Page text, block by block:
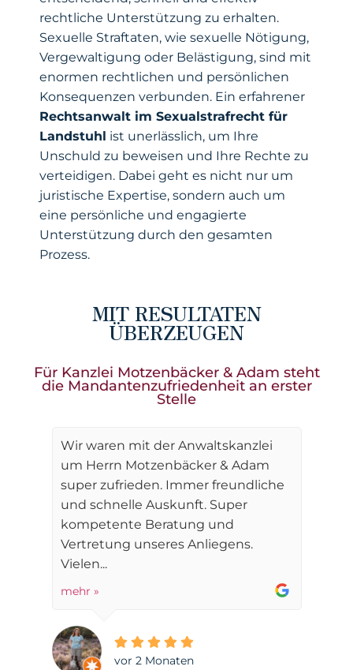
rechtliche Unterstützung zu erhalten.
Sexuelle Straftaten, wie sexuelle Nötigung,
Vergewaltigung oder Belästigung, sind mit
enormen rechtlichen und persönlichen
Konsequenzen verbunden. Ein erfahrener
Rechtsanwalt im Sexualstrafrecht für
Landstuhl ist unerlässlich, um Ihre
Unschuld zu beweisen und Ihre Rechte zu
verteidigen. Dabei geht es nicht nur um
juristische Expertise, sondern auch um
eine persönliche und engagierte
Unterstützung durch den gesamten
Prozess.
MIT RESULTATEN
ÜBERZEUGEN
Für Kanzlei Motzenbäcker & Adam steht
die Mandantenzufriedenheit an erster
Stelle
Wir waren mit der Anwaltskanzlei
um Herrn Motzenbäcker & Adam
super zufrieden. Immer freundliche
und schnelle Auskunft. Super
kompetente Beratung und
Vertretung unseres Anliegens.
Vielen...
mehr »
vor 2 Monaten